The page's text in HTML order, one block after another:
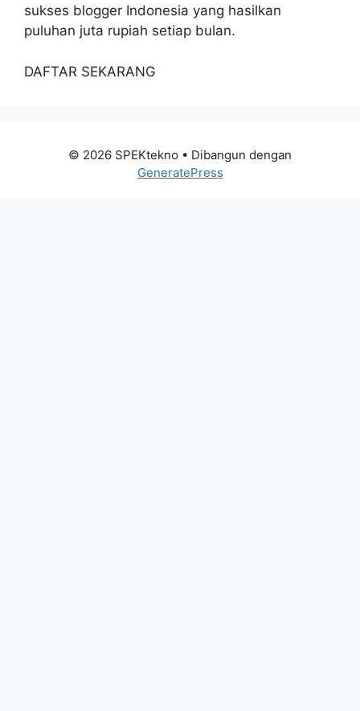
sukses blogger Indonesia yang hasilkan
puluhan juta rupiah setiap bulan.
DAFTAR SEKARANG
© 2026 SPEKtekno • Dibangun dengan
GeneratePress